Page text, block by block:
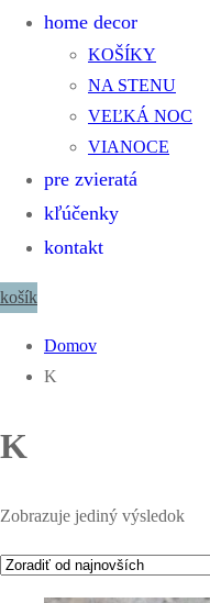
home decor
KOŠÍKY
NA STENU
VEĽKÁ NOC
VIANOCE
pre zvieratá
kľúčenky
kontakt
košík
Domov
K
K
Zobrazuje jediný výsledok